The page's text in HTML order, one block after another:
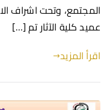
المجتمع، وتحت اشراف
عميد كلية الآثار تم […]
اقرأ المزيد